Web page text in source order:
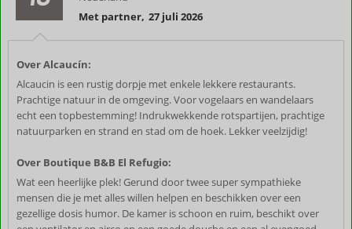
Met partner, 27 juli 2026
Over Alcaucín:
Alcaucin is een rustig dorpje met enkele lekkere restaurants.
Prachtige natuur in de omgeving. Voor vogelaars en wandelaars
echt een topbestemming! Indrukwekkende rotspartijen, prachtige
natuurparken en strand en stad om de hoek. Lekker veelzijdig!
Over Boutique B&B El Refugio:
Wat een heerlijke plek! Gerund door twee super sympathieke
mensen die je met alles willen helpen en beschikken over een
gezellige dosis humor. De kamer is schoon en ruim, beschikt over